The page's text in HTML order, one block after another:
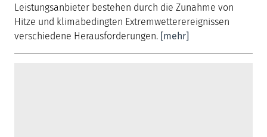
Leistungsanbieter bestehen durch die Zunahme von
Hitze und klimabedingten Extremwetterereignissen
verschiedene Herausforderungen. [mehr]